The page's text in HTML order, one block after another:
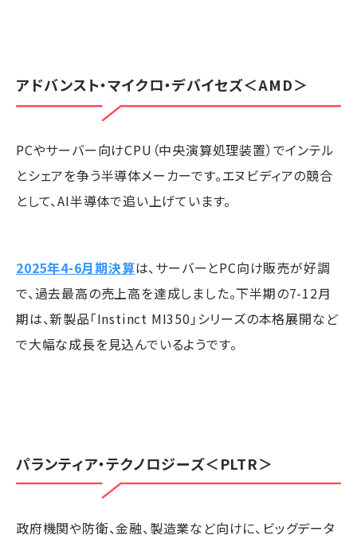
アドバンスト・マイクロ・デバイセズ＜AMD＞
PCやサーバー向けCPU（中央演算処理装置）でインテル
とシェアを争う半導体メーカーです。エヌビディアの競合
として、AI半導体で追い上げています。
2025年4-6月期決算は、サーバーとPC向け販売が好調
で、過去最高の売上高を達成しました。下半期の7-12月
期は、新製品「Instinct MI350」シリーズの本格展開など
で大幅な成長を見込んでいるようです。
パランティア・テクノロジーズ＜PLTR＞
政府機関や防衛、金融、製造業など向けに、ビッグデータ